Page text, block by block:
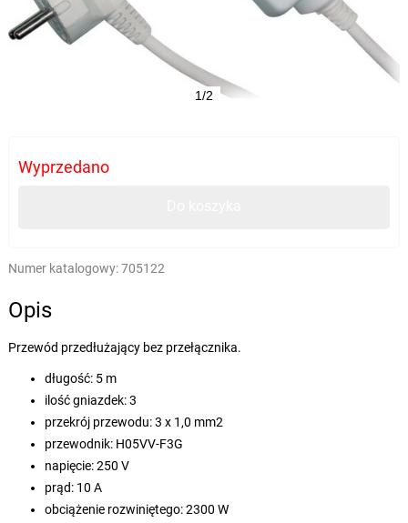
1/2
Wyprzedano
Numer katalogowy:705122
Opis
Przewód przedłużający bez przełącznika.
długość: 5 m
ilość gniazdek: 3
przekrój przewodu: 3 x 1,0 mm2
przewodnik: H05VV-F3G
napięcie: 250 V
prąd: 10 A
obciążenie rozwiniętego: 2300 W